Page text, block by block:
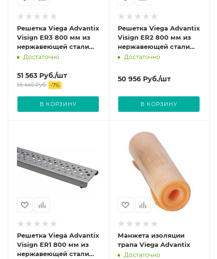
Решетка Viega Advantix
Visign ER3 800 мм из
нержавеющей стали
Достаточно
51 563 Руб./шт
55 445Руб. -7%
В КОРЗИНУ
Решетка Viega Advantix
Visign ER2 800 мм из
нержавеющей стали
Достаточно
50 956 Руб./шт
В КОРЗИНУ
Решетка Viega Advantix
Visign ER1 800 мм из
нержавеющей стали
Манжета изоляции
трапа Viega Advantix
Достаточно